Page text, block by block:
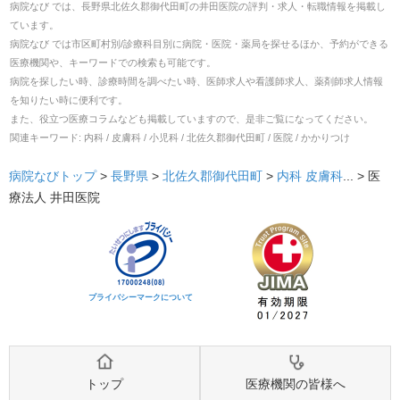
病院なび では、 長野県北佐久郡御代田町 の井田医院の評判・求人・転職情報を掲載し
ています。
病院なび では市区町村別/診療科目別に病院・医院・薬局を探せるほか、予約ができる
医療機関や、キーワードでの検索も可能です。
病院を探したい時、診療時間を調べたい時、医師求人や看護師求人、薬剤師求人情報
を知りたい時に便利です。
また、役立つ医療コラムなども掲載していますので、是非ご覧になってください。
関連キーワード: 内科 / 皮膚科 / 小児科 / 北佐久郡御代田町 / 医院 / かかりつけ
病院なびトップ > 長野県 > 北佐久郡御代田町 > 内科 皮膚科... > 医
療法人 井田医院
プライバシーマークについて
トップ 医療機関の皆様へ